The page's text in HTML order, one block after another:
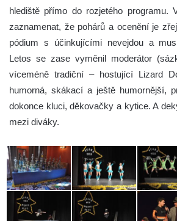
hlediště přímo do rozjetého programu.
zaznamenat, že pohárů a ocenění je
pódium s účinkujícími nevejdou a
Letos se zase vyměnil moderátor
víceméně tradiční – hostující Lizard
humorná, skákací a ještě humornější,
dokonce kluci, děkovačky a kytice. A
mezi diváky.